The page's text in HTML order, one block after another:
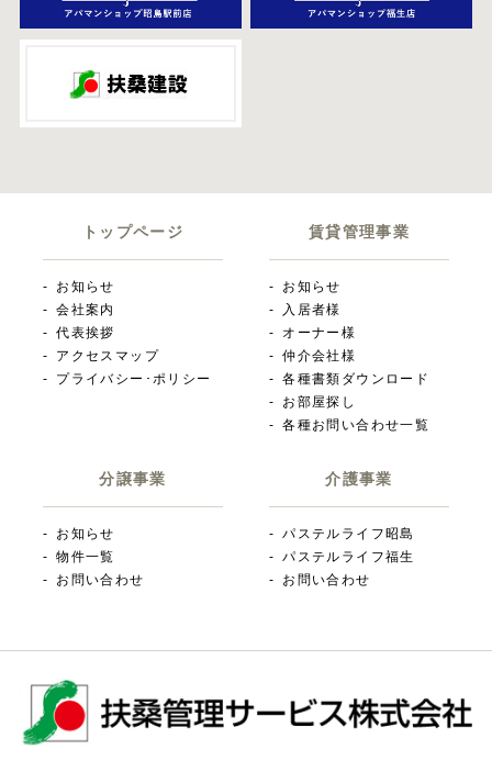
トップページ
お知らせ
会社案内
代表挨拶
アクセスマップ
プライバシー･ポリシー
賃貸管理事業
お知らせ
入居者様
オーナー様
仲介会社様
各種書類ダウンロード
お部屋探し
各種お問い合わせ一覧
分譲事業
お知らせ
物件一覧
お問い合わせ
介護事業
パステルライフ昭島
パステルライフ福生
お問い合わせ